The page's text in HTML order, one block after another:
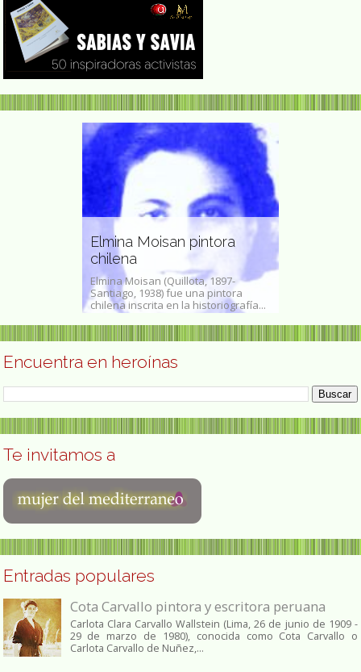
Elmina Moisan pintora
chilena
Elmina Moisan (Quillota, 1897-
Santiago, 1938) fue una pintora
chilena inscrita en la historiografía...
Encuentra en heroínas
Te invitamos a
Entradas populares
Cota Carvallo pintora y escritora peruana
Carlota Clara Carvallo Wallstein (Lima, 26 de junio de 1909 -
29 de marzo de 1980), conocida como Cota Carvallo o
Carlota Carvallo de Nuñez,...